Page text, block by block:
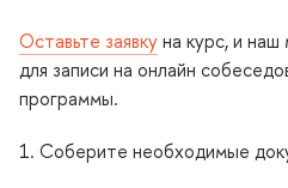
Оставьте заявкуна курс, и
для записи на онлайн
программы.
1. Соберите необходимые